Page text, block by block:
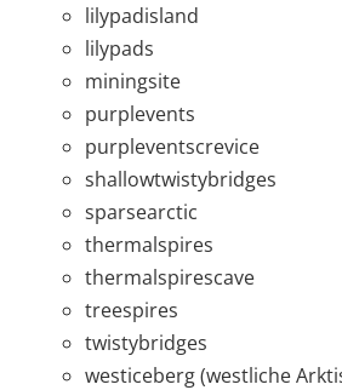
lilypadisland
lilypads
miningsite
purplevents
purpleventscrevice
shallowtwistybridges
sparsearctic
thermalspires
thermalspirescave
treespires
twistybridges
westiceberg (westliche